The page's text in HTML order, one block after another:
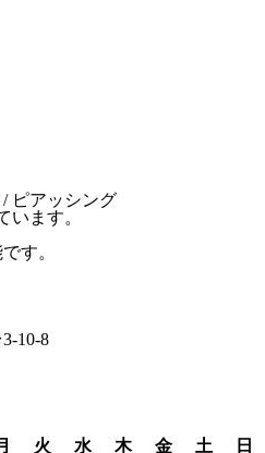
ピアッシング
います。
す。
10-8
火 水 木 金 土
日